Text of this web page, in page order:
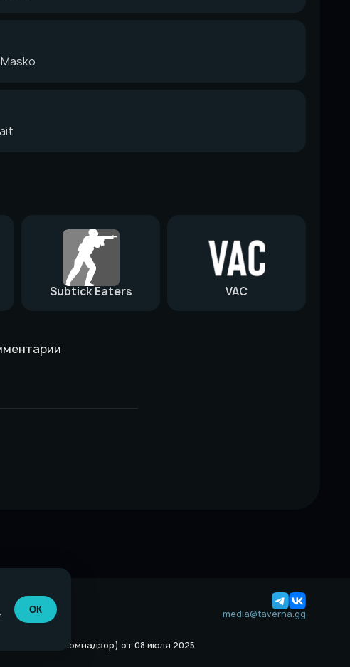
Subtick Eaters VAC
media@taverna.gg
(Роскомнадзор) от 08 июля 2025.
ОК